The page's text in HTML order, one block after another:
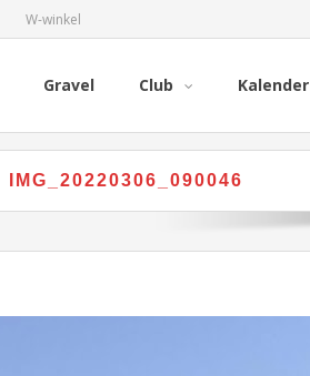
W-winkel
Gravel Club Kalender
IMG_20220306_090046